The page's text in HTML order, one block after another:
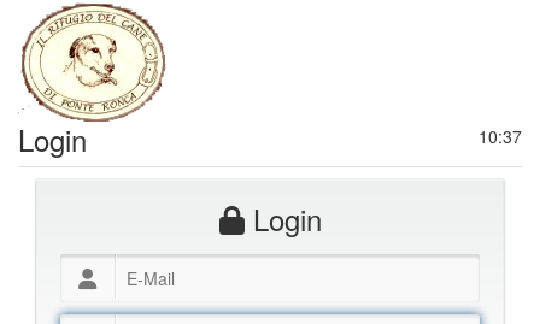
Login 10:37
Login